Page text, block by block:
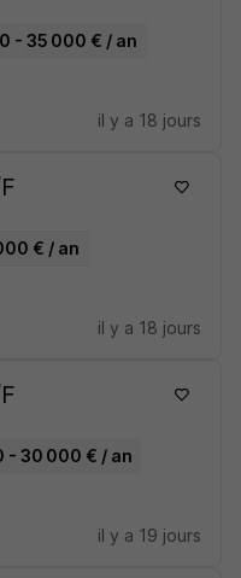
- 35 000 € / an
il y a 18 jours
€ / an
il y a 18 jours
- 30 000 € / an
il y a 19 jours